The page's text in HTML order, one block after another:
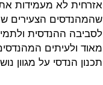
אזרחית לא מעמידות
שהמהנדסים הצעירים
לסביבה ההנדסית
מאוד ולעיתים
תכנון הנדסי על מגוון